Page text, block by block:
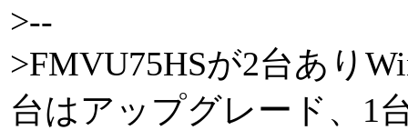
>--
>FMVU75HSが2台あり
台はアップグレード、1